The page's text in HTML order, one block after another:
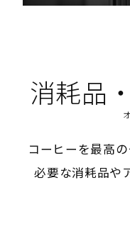
消耗品
コーヒーを最高
必要な消耗品や